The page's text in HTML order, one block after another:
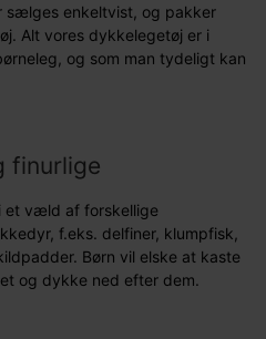
sælges enkeltvist, og pakker
Alt vores dykkelegetøj er i
og som man tydeligt kan
finurlige
et væld af forskellige
f.eks. delfiner, klumpfisk,
Børn vil elske at kaste
og dykke ned efter dem.